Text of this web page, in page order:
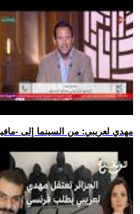
.. مهدي لعريبي: من السينما إلى -